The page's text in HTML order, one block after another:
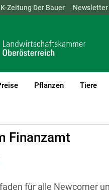
BGLD KTN NÖ
Zeitung Der Bauer Newsletter
Pflanzen Tiere
Finanzamt
für alle Newcomer